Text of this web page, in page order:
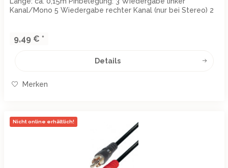
Kanal/Mono 5 Wiedergabe rechter Kanal (nur bei Stereo) 2
9,49 € *
Details
Merken
Nicht online erhältlich!